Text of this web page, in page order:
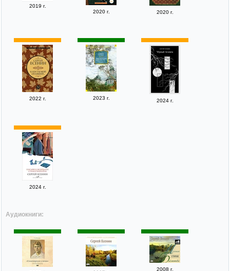
2019 г.
2020 г.
2020 г.
2022 г. 2023 г. 2024 г.
2024 г.
Аудиокниги:
2008 г.